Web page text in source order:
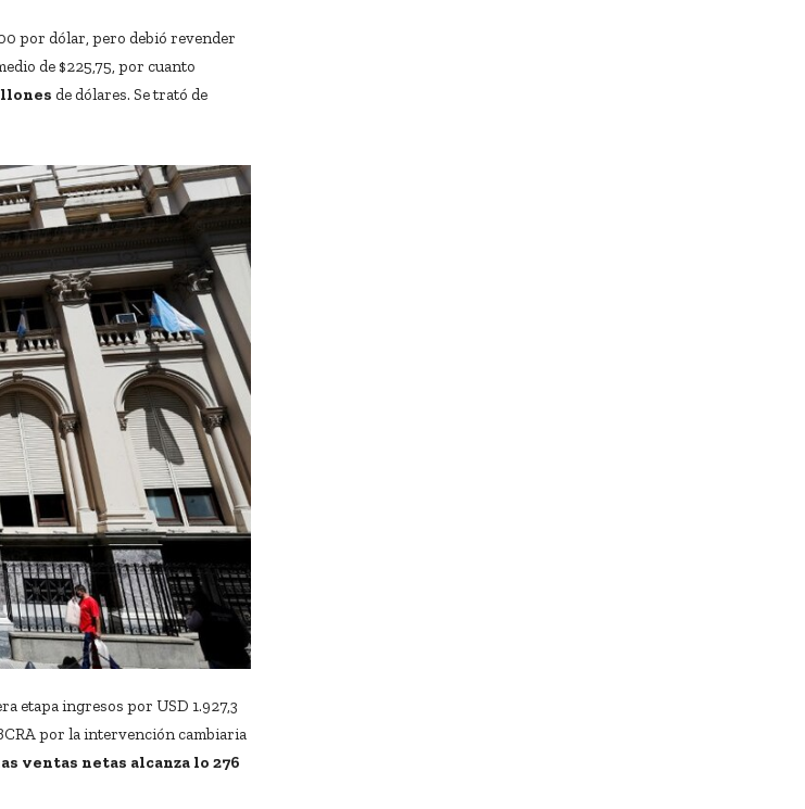
por dólar, pero debió revender
de $225,75, por cuanto
de dólares. Se trató de
etapa ingresos por USD 1.927,3
por la intervención cambiaria
ventas netas alcanza lo 276